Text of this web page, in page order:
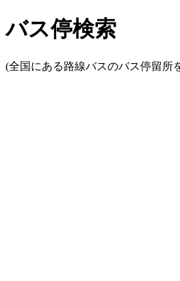
バス停検索
(全国にある路線バスのバス停留所